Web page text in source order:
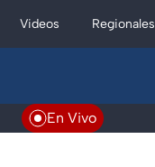
Videos Regionales
En Vivo